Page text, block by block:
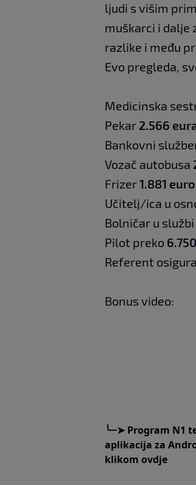
ljudi s višim
muškarci i dalje
razlike i među
Evo pregleda,
Medicinska
Pekar 2.566
Bankovni
Vozač autobusa
Frizer1.881 euro
Učitelj/ica u
Bolničar u
Pilot preko
Referent
Bonus video:
╰┈➤Program N1
aplikacija za An
klikom ovdje